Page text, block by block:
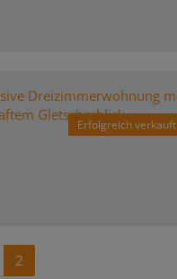
Erfolgreich verkauft
2